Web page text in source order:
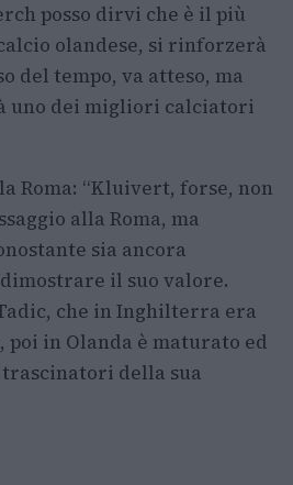
posso dirvi che è il più
olandese, si rinforzerà
del tempo, va atteso, ma
uno dei migliori calciatori
Roma: “Kluivert, forse, non
alla Roma, ma
sia ancora
il suo valore.
che in Inghilterra era
in Olanda è maturato ed
della sua